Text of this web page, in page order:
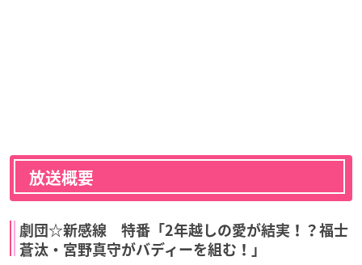
放送概要
劇団☆新感線 特番「2年越しの愛が結実！？福士
蒼汰・宮野真守がバディーを組む！」